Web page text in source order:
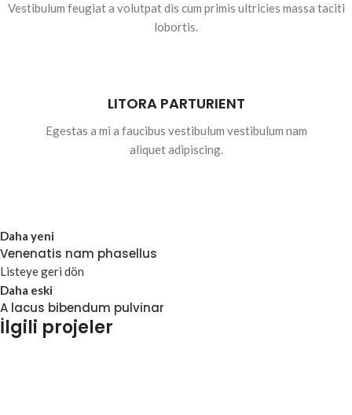
Vestibulum feugiat a volutpat dis cum primis ultricies massa taciti
lobortis.
LITORA PARTURIENT
Egestas a mi a faucibus vestibulum vestibulum nam
aliquet adipiscing.
Daha yeni
Venenatis nam phasellus
Listeye geri dön
Daha eski
A lacus bibendum pulvinar
İlgili projeler